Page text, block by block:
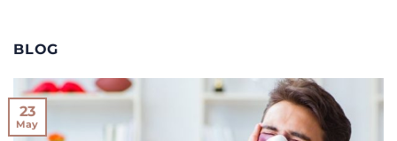
BLOG
23
May